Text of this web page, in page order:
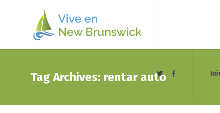
Tag Archives: rentar auto